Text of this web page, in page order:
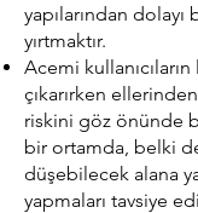
yapılarından dolayı
yırtmaktır.
Acemi kullanıcıların
çıkarırken
riskini göz önünde
bir ortamda, belki
düşebilecek alana
yapmaları tavsiye